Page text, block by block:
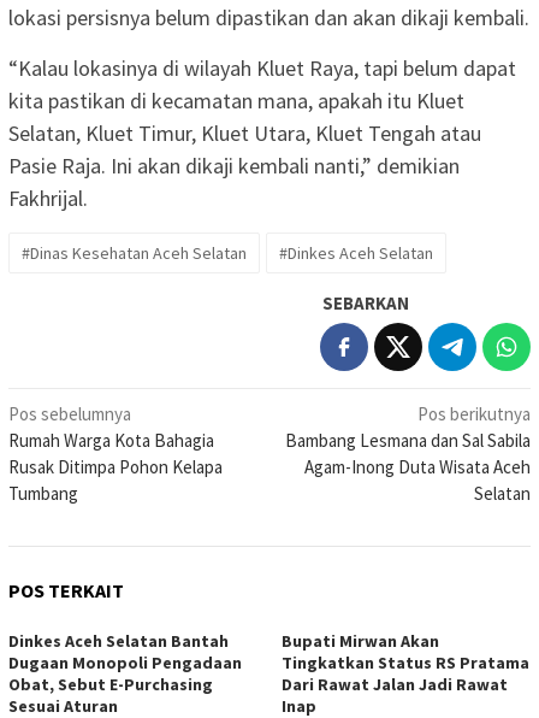
lokasi persisnya belum dipastikan dan akan dikaji kembali.
“Kalau lokasinya di wilayah Kluet Raya, tapi belum dapat
kita pastikan di kecamatan mana, apakah itu Kluet
Selatan, Kluet Timur, Kluet Utara, Kluet Tengah atau
Pasie Raja. Ini akan dikaji kembali nanti,” demikian
Fakhrijal.
#Dinas Kesehatan Aceh Selatan #Dinkes Aceh Selatan
SEBARKAN
Navigasi
pos
Pos sebelumnya
Rumah Warga Kota Bahagia
Rusak Ditimpa Pohon Kelapa
Tumbang
Pos berikutnya
Bambang Lesmana dan Sal Sabila
Agam-Inong Duta Wisata Aceh
Selatan
POS TERKAIT
Dinkes Aceh Selatan Bantah
Dugaan Monopoli Pengadaan
Obat, Sebut E-Purchasing
Sesuai Aturan
Bupati Mirwan Akan
Tingkatkan Status RS Pratama
Dari Rawat Jalan Jadi Rawat
Inap